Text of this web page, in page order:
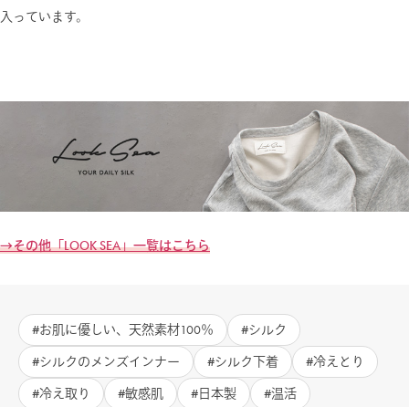
入っています。
→その他「LOOK SEA」一覧はこちら
お肌に優しい、天然素材100％ シルク
シルクのメンズインナー シルク下着 冷えとり
冷え取り 敏感肌 日本製 温活